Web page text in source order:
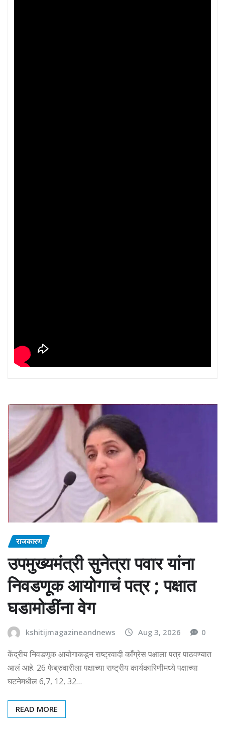
राजकारण
उपमुख्यमंत्री सुनेत्रा पवार यांना
निवडणूक आयोगाचं पत्र ; पक्षात
घडामोडींना वेग
kshitijmagazineandnews Aug 3, 2026 0
केंद्रीय निवडणूक आयोगाकडून राष्ट्रवादी काँग्रेस पक्षाला पत्र पाठवण्यात
आलं आहे. 26 फेब्रुवारीला पक्षाच्या राष्ट्रीय कार्यकारिणीमध्ये पक्षाच्या
घटनेमधील 6,7, 12, 32…
READ MORE